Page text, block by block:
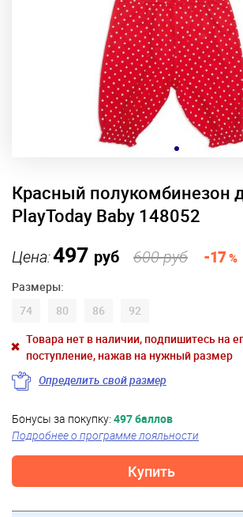
Красный полукомбинезон
PlayToday Baby 148052
Цена:497 руб 600 руб -17%
Размеры:
74
80 86
92
Товара нет в наличии, подпишитесь на
поступление, нажав на нужный размер
Определить свой размер
Бонусы за покупку: 497 баллов
Подробнее о программе лояльности
Купить